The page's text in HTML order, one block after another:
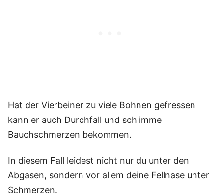
Hat der Vierbeiner zu viele Bohnen gefressen
kann er auch Durchfall und schlimme
Bauchschmerzen bekommen.
In diesem Fall leidest nicht nur du unter den
Abgasen, sondern vor allem deine Fellnase unter
Schmerzen.